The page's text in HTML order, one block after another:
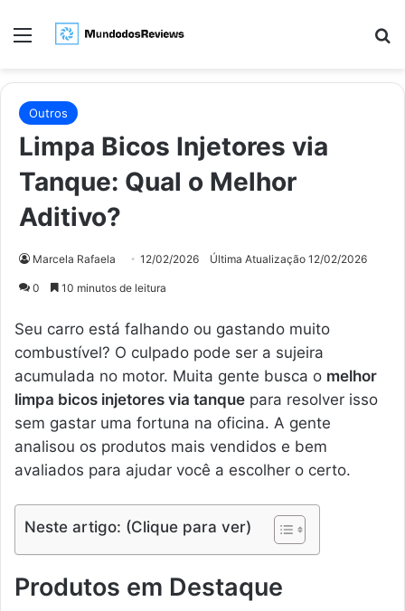
Menu
Outros
Limpa Bicos Injetores via
Tanque: Qual o Melhor
Aditivo?
Marcela Rafaela 12/02/2026 Última Atualização 12/02/2026
0 10 minutos de leitura
Seu carro está falhando ou gastando muito
combustível? O culpado pode ser a sujeira
acumulada no motor. Muita gente busca o melhor
limpa bicos injetores via tanque para resolver isso
sem gastar uma fortuna na oficina. A gente
analisou os produtos mais vendidos e bem
avaliados para ajudar você a escolher o certo.
Neste artigo: (Clique para ver)
Produtos em Destaque